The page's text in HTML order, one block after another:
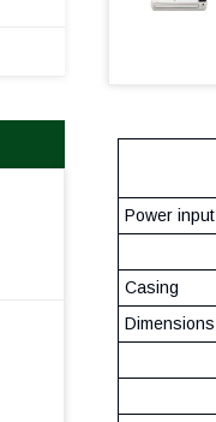
Power input
Casing
Dimensions